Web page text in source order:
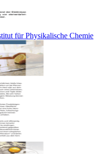
für Physikalische Chemie